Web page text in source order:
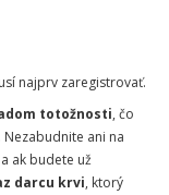
najprv zaregistrovať.
totožnosti, čo
ani na
a ak budete už
darcu krvi, ktorý